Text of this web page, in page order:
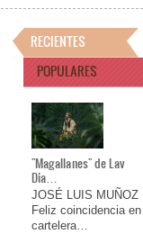
RECIENTES
POPULARES
"Magallanes" de Lav
Dia…
JOSÉ LUIS MUÑOZ
Feliz coincidencia en
cartelera…